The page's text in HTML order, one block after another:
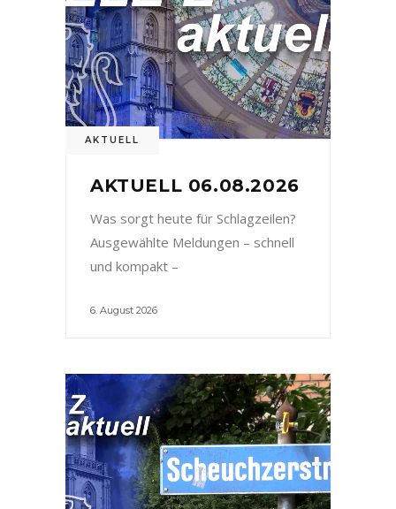
AKTUELL
AKTUELL 06.08.2026
Was sorgt heute für Schlagzeilen?
Ausgewählte Meldungen – schnell
und kompakt –
6. August 2026